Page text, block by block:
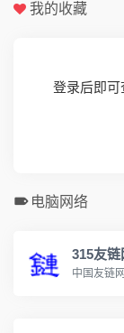
我的收藏
登录后即可
电脑网络
315友链